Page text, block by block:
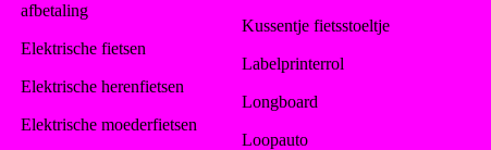
afbetaling
Elektrische fietsen
Elektrische herenfietsen
Elektrische moederfietsen
Kussentje fietsstoeltje
Labelprinterrol
Longboard
Loopauto